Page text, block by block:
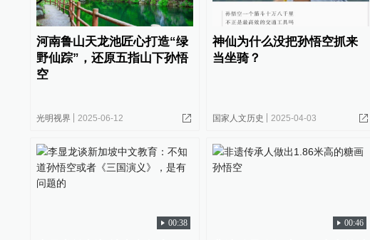
河南鲁山天龙池匠心打造“绿
野仙踪”，还原五指山下孙悟
空
光明视界 2025-06-12
神仙为什么没把孙悟空抓来
当坐骑？
国家人文历史 2025-04-03
00:38 00:46